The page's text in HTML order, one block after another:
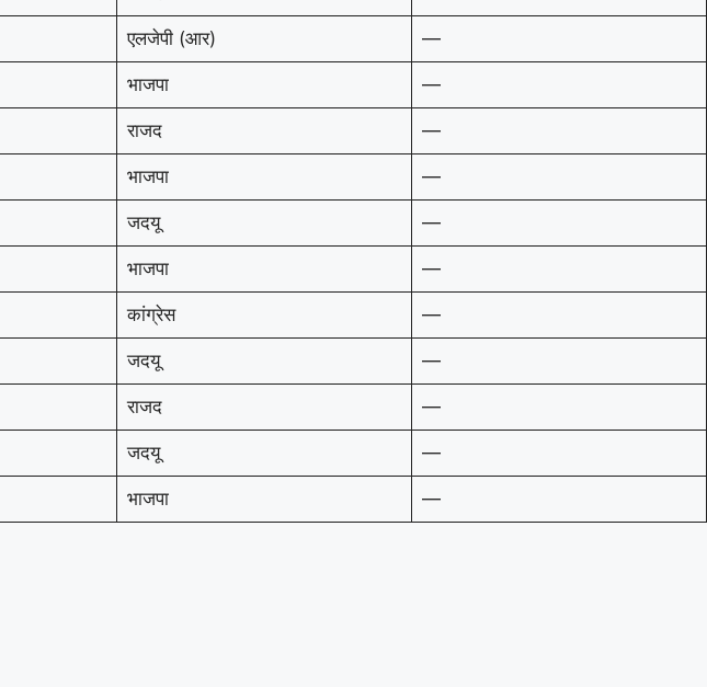
एलजेपी (आर) —
भाजपा —
राजद —
भाजपा —
जदयू —
भाजपा —
कांग्रेस —
जदयू —
राजद —
जदयू —
भाजपा —